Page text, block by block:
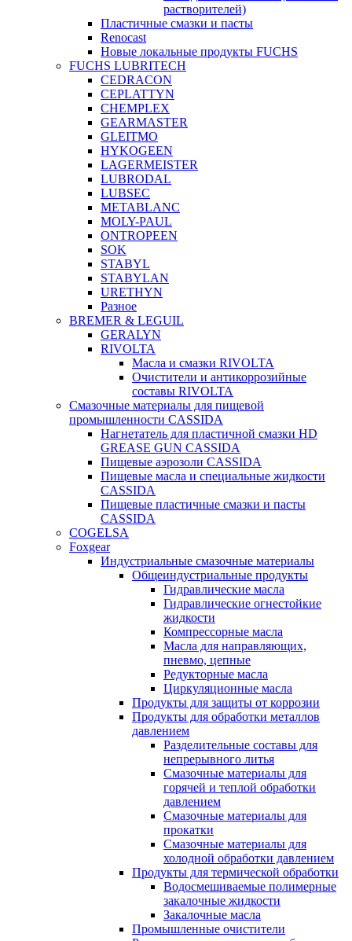
растворителей)
Пластичные смазки и пасты
Renocast
Новые локальные продукты FUCHS
FUCHS LUBRITECH
CEDRACON
CEPLATTYN
CHEMPLEX
GEARMASTER
GLEITMO
HYKOGEEN
LAGERMEISTER
LUBRODAL
LUBSEC
METABLANC
MOLY-PAUL
ONTROPEEN
SOK
STABYL
STABYLAN
URETHYN
Разное
BREMER & LEGUIL
GERALYN
RIVOLTA
Масла и смазки RIVOLTA
Очистители и антикоррозийные
составы RIVOLTA
Смазочные материалы для пищевой
промышленности CASSIDA
Нагнетатель для пластичной смазки HD
GREASE GUN CASSIDA
Пищевые аэрозоли CASSIDA
Пищевые масла и специальные жидкости
CASSIDA
Пищевые пластичные смазки и пасты
CASSIDA
COGELSA
Foxgear
Индустриальные смазочные материалы
Общеиндустриальные продукты
Гидравлические масла
Гидравлические огнестойкие
жидкости
Компрессорные масла
Масла для направляющих,
пневмо, цепные
Редукторные масла
Циркуляционные масла
Продукты для защиты от коррозии
Продукты для обработки металлов
давлением
Разделительные составы для
непрерывного литья
Смазочные материалы для
горячей и теплой обработки
давлением
Смазочные материалы для
прокатки
Смазочные материалы для
холодной обработки давлением
Продукты для термической обработки
Водосмешиваемые полимерные
закалочные жидкости
Закалочные масла
Промышленные очистители